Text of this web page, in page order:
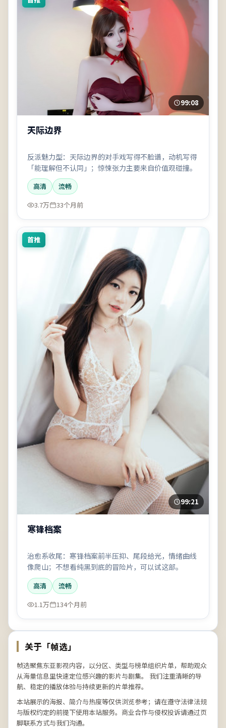
99:08
天际边界
反派魅力型：天际边界的对手戏写得不脸谱，动机写得
「能理解但不认同」；惊悚张力主要来自价值观碰撞。
高清
流畅
3.7万
33个月前
首推
99:21
寒锋档案
治愈系收尾：寒锋档案前半压抑、尾段给光，情绪曲线
像爬山；不想看纯黑到底的冒险片，可以试这部。
高清
流畅
1.1万
134个月前
关于「帧选」
帧选聚焦东亚影视内容，以分区、类型与榜单组织片单，帮助观众
从海量信息里快速定位感兴趣的影片与剧集。 我们注重清晰的导
航、稳定的播放体验与持续更新的片单推荐。
本站展示的海报、简介与热度等仅供浏览参考；请在遵守法律法规
与版权约定的前提下使用本站服务。商业合作与侵权投诉请通过页
脚联系方式与我们沟通。